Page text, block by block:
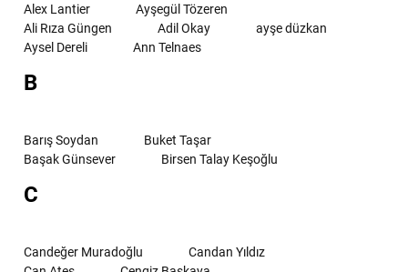
Alex Lantier
Ayşegül Tözeren
Ali Rıza Güngen
Adil Okay
ayşe düzkan
Aysel Dereli
Ann Telnaes
B
Barış Soydan
Buket Taşar
Başak Günsever
Birsen Talay Keşoğlu
C
Candeğer Muradoğlu
Candan Yıldız